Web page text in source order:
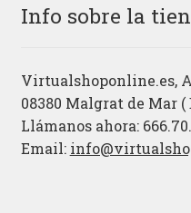
Info sobre la
Virtualshoponline.es,
08380 Malgrat de Mar (
Llámanos ahora:
Email: